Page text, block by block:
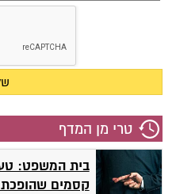
טרי מן המדף
בית המשפט:
קסמים שהופכת